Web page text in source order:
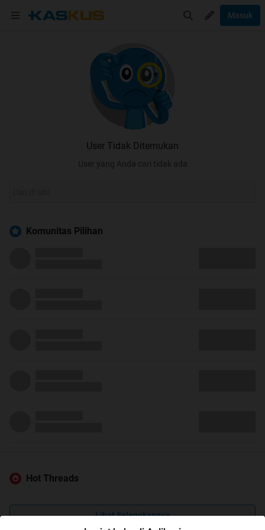
Masuk
User Tidak Ditemukan
User yang Anda cari tidak ada
Komunitas Pilihan
Hot Threads
Lihat Selengkapnya